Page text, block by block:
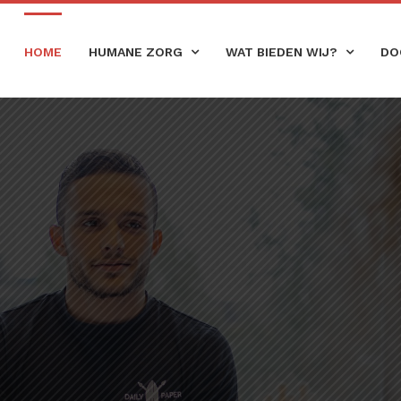
HOME HUMANE ZORG WAT BIEDEN WIJ?